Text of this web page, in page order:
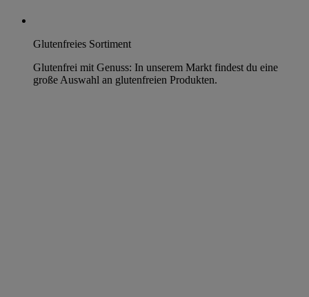
Glutenfreies Sortiment
Glutenfrei mit Genuss: In unserem Markt findest du eine
große Auswahl an glutenfreien Produkten.